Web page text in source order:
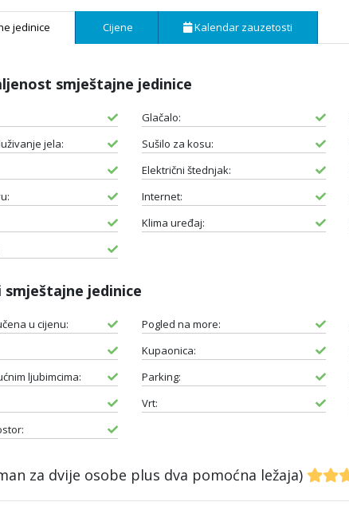
jedinice Cijene Kalendar zauzetosti
smještajne jedinice
Glačalo:
jela:
Sušilo za kosu:
Električni štednjak:
Internet:
Klima uređaj:
jedinice
u cijenu: Pogled na more:
Kupaonica:
ljubimcima:
Parking:
Vrt:
za dvije osobe plus dva pomoćna ležaja)